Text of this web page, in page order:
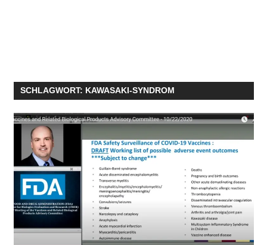
SCHLAGWORT: KAWASAKI-SYNDROM